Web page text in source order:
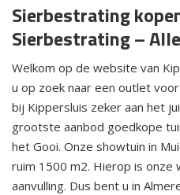
Sierbestrating
Sierbestrating –
Welkom op de website van
u op zoek naar een outlet
bij Kippersluis zeker aan het
grootste aanbod goedkope
het Gooi. Onze showtuin in
ruim 1500 m2. Hierop is onze
aanvulling. Dus bent u in